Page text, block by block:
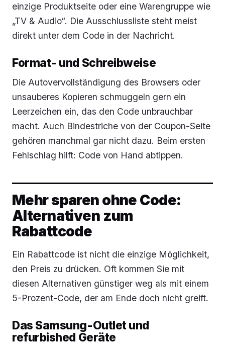
einzige Produktseite oder eine Warengruppe wie
„TV & Audio“. Die Ausschlussliste steht meist
direkt unter dem Code in der Nachricht.
Format- und Schreibweise
Die Autovervollständigung des Browsers oder
unsauberes Kopieren schmuggeln gern ein
Leerzeichen ein, das den Code unbrauchbar
macht. Auch Bindestriche von der Coupon-Seite
gehören manchmal gar nicht dazu. Beim ersten
Fehlschlag hilft: Code von Hand abtippen.
Mehr sparen ohne Code:
Alternativen zum
Rabattcode
Ein Rabattcode ist nicht die einzige Möglichkeit,
den Preis zu drücken. Oft kommen Sie mit
diesen Alternativen günstiger weg als mit einem
5-Prozent-Code, der am Ende doch nicht greift.
Das Samsung-Outlet und
refurbished Geräte